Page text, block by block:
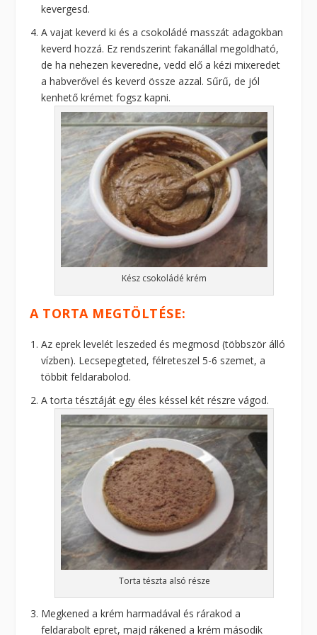
kevergesd.
A vajat keverd ki és a csokoládé masszát adagokban
keverd hozzá. Ez rendszerint fakanállal megoldható,
de ha nehezen keveredne, vedd elő a kézi mixeredet
a habverővel és keverd össze azzal. Sűrű, de jól
kenhető krémet fogsz kapni.
Kész csokoládé krém
A TORTA MEGTÖLTÉSE:
Az eprek levelét leszeded és megmosd (többször álló
vízben). Lecsepegteted, félreteszel 5-6 szemet, a
többit feldarabolod.
A torta tésztáját egy éles késsel két részre vágod.
Torta tészta alsó része
Megkened a krém harmadával és rárakod a
feldarabolt epret, majd rákened a krém második